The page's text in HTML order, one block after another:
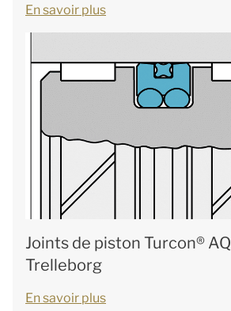
En savoir plus
Joints de piston Turcon®
Trelleborg
En savoir plus